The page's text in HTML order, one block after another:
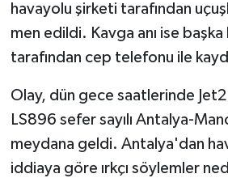
havayolu şirketi tarafından
men edildi. Kavga anı ise
tarafından cep telefonu ile
Olay, dün gece saatlerinde
LS896 sefer sayılı Antalya-
meydana geldi. Antalya'dan
iddiaya göre ırkçı söylemler
Son Dakika
Yaşam
Yerel
AboneHaber Özel